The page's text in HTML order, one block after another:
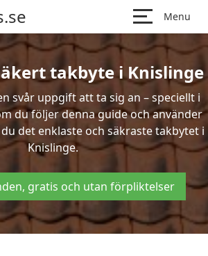
Menu
takbyte i Knislinge
svår uppgift att ta sig an – speciellt i
du följer denna guide och använder
det enklaste och säkraste takbytet i
Knislinge.
gratis och utan förpliktelser